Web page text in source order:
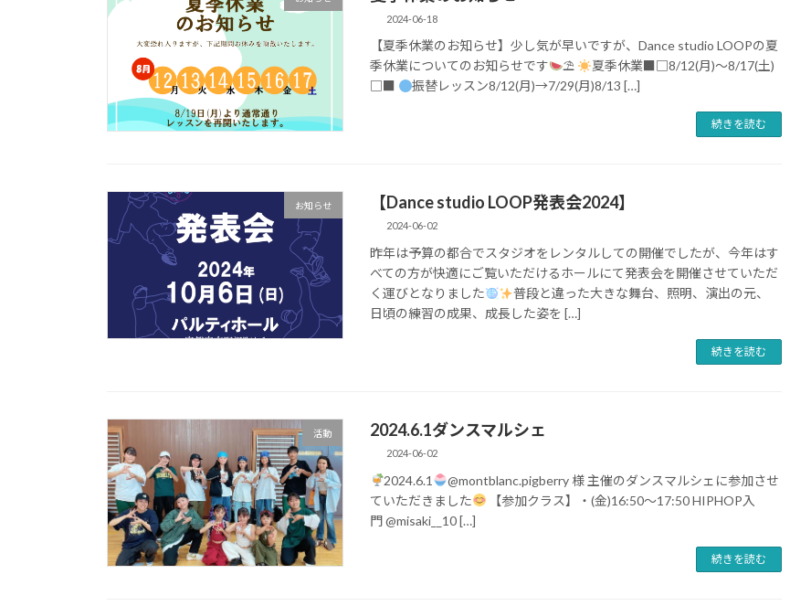
2024-06-18
【夏季休業のお知らせ】少し気が早いですが、Dance studio LOOPの夏
季休業についてのお知らせです
⛱
夏季休業■□8/12(月)〜8/17(土)
□■
振替レッスン8/12(月)→7/29(月)8/13 […]
続きを読む
お知らせ 【Dance studio LOOP発表会2024】
2024-06-02
昨年は予算の都合でスタジオをレンタルしての開催でしたが、今年はす
べての方が快適にご覧いただけるホールにて発表会を開催させていただ
く運びとなりました
普段と違った大きな舞台、照明、演出の元、
日頃の練習の成果、成長した姿を […]
続きを読む
活動 2024.6.1ダンスマルシェ
2024-06-02
2024.6.1
@montblanc.pigberry 様 主催のダンスマルシェに参加させ
ていただきました
【参加クラス】・(金)16:50〜17:50 HIPHOP入
門 @misaki__10 […]
続きを読む